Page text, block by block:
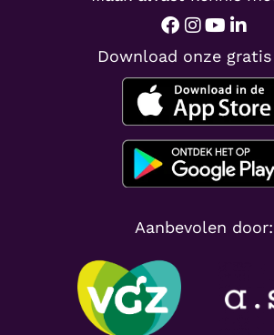
Download onze gratis
Aanbevolen door: